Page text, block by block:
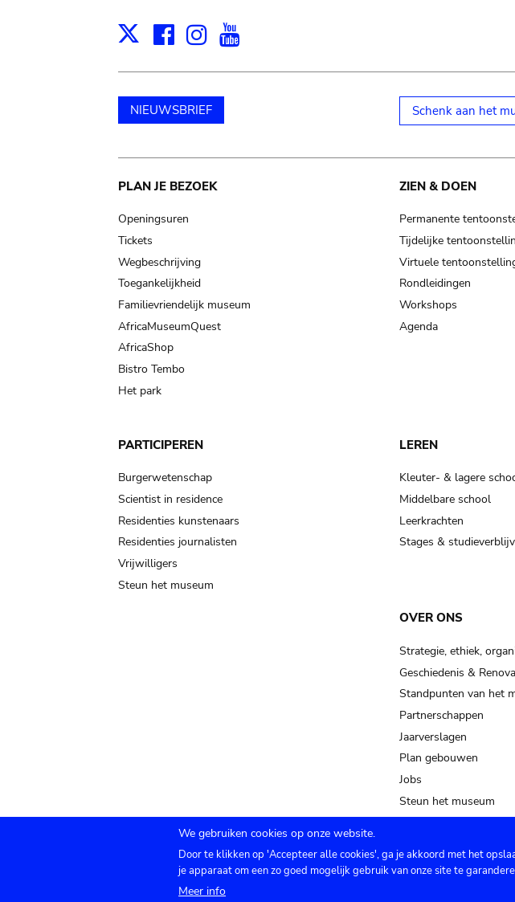
X Facebook
Instagram
NIEUWSBRIEF Schenk aan het
Main
navigation
PLAN JE BEZOEK
Openingsuren
Tickets
Wegbeschrijving
Toegankelijkheid
Familievriendelijk museum
AfricaMuseumQuest
AfricaShop
Bistro Tembo
Het park
ZIEN & DOEN
Permanente
Tijdelijke
Virtuele
Rondleidingen
Workshops
Agenda
PARTICIPEREN
Burgerwetenschap
Scientist in residence
Residenties kunstenaars
Residenties journalisten
Vrijwilligers
Steun het museum
LEREN
Kleuter- & lagere
Middelbare school
Leerkrachten
Stages &
OVER ONS
Strategie, ethiek,
Geschiedenis &
Standpunten van het
Partnerschappen
Jaarverslagen
Plan gebouwen
Jobs
Steun het museum
Submenu
Agenda Pers Zaalverhuur Contact
We gebruiken cookies op onze website.
Door te klikken op 'Accepteer alle cookies', ga je akkoord met het
je apparaat om een zo goed mogelijk gebruik van onze site te
Meer info